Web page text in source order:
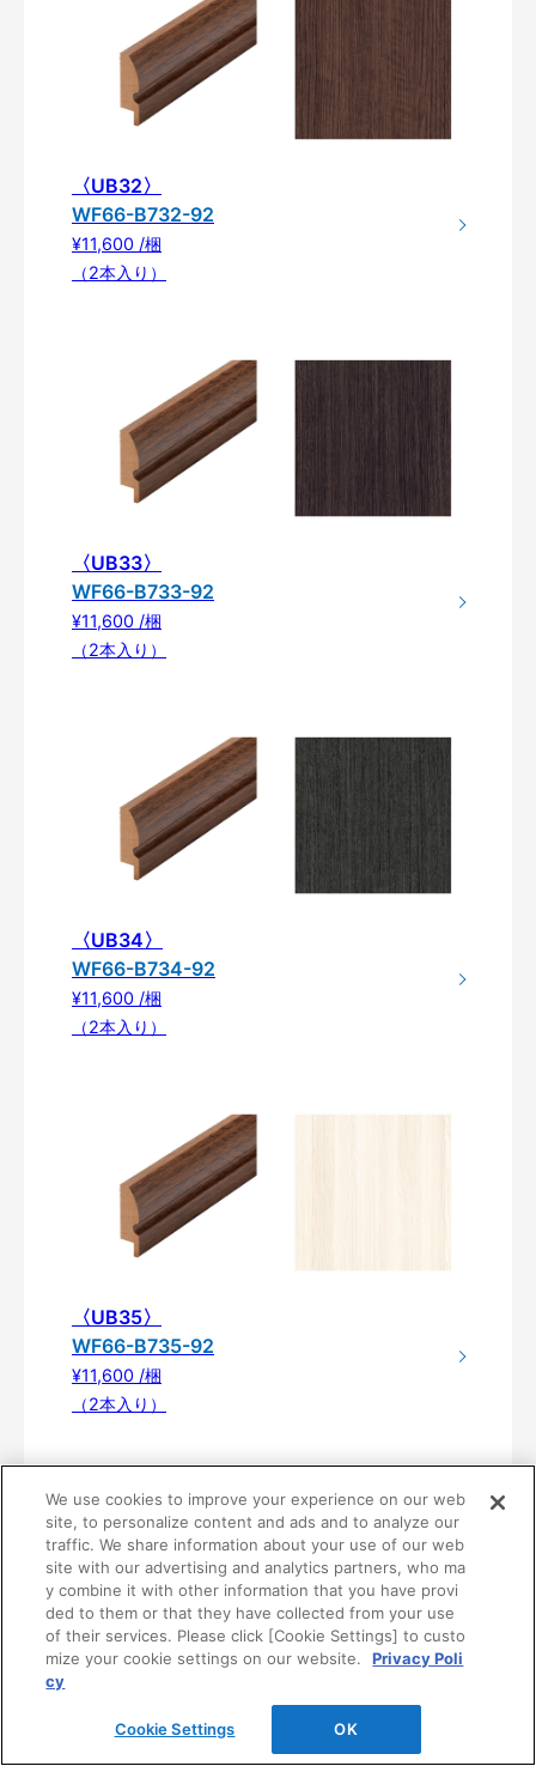
〈UB32〉
WF66-B732-92
¥11,600 /梱
（2本入り）
〈UB33〉
WF66-B733-92
¥11,600 /梱
（2本入り）
〈UB34〉
WF66-B734-92
¥11,600 /梱
（2本入り）
〈UB35〉
WF66-B735-92
¥11,600 /梱
（2本入り）
WF66-B736-92
We use cookies to improve your experience on our web
site, to personalize content and ads and to analyze our
traffic. We share information about your use of our web
site with our advertising and analytics partners, who ma
y combine it with other information that you have provi
ded to them or that they have collected from your use
of their services. Please click [Cookie Settings] to custo
mize your cookie settings on our website.
Privacy Poli
cy
Cookie Settings OK